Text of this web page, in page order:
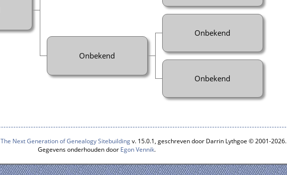
Onbekend
Onbekend
Onbekend
The Next Generation of Genealogy Sitebuildingv. 15.0.1, geschreven door Darrin Lythgoe © 2001-2026.
Gegevens onderhouden door Egon Vennik.